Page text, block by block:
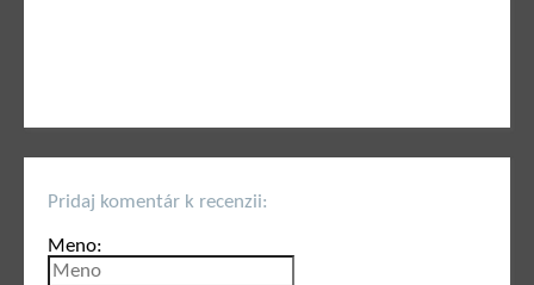
Pridaj komentár k recenzii:
Meno: